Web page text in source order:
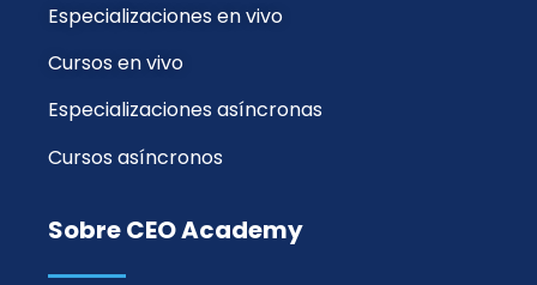
Especializaciones en vivo
Cursos en vivo
Especializaciones asíncronas
Cursos asíncronos
Sobre CEO Academy